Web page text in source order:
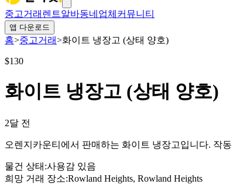
중고거래 렌트알바동네업체 커뮤니티
앱 다운로드
홈>중고거래>화이트 냉장고 (상태 양호)
$130
화이트 냉장고 (상태 양호)
2달 전
오렌지카운티에서 판매하는 화이트 냉장고입니다. 작
물건 상태 :사용감 있음
희망 거래 장소:Rowland Heights, Rowland Heights